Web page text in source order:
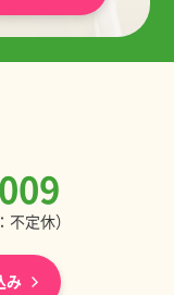
定休）
み